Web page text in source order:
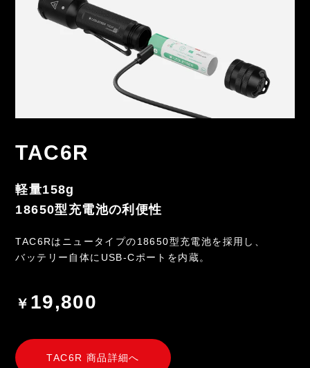
TAC6R
軽量158g
18650型充電池の利便性
TAC6Rはニュータイプの18650型充電池を採用し、
バッテリー自体にUSB-Cポートを内蔵。
￥ 19,800
TAC6R 商品詳細へ